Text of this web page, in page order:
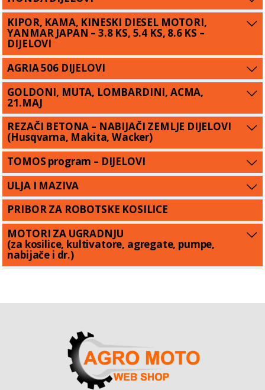
KIPOR, KAMA, KINESKI DIESEL MOTORI,
YANMAR JAPAN – 3.8 KS, 5.4 KS, 8.6 KS –
DIJELOVI
AGRIA 506 DIJELOVI
GOLDONI, MUTA, LOMBARDINI, ACMA,
21.MAJ
REZAČI BETONA – NABIJAČI ZEMLJE DIJELOVI
(Husqvarna, Makita, Wacker)
TOMOS program – DIJELOVI
ULJA I MAZIVA
PRIBOR ZA ROBOTSKE KOSILICE
MOTORI ZA UGRADNJU
(za kosilice, kultivatore, agregate, pumpe,
nabijače i dr.)